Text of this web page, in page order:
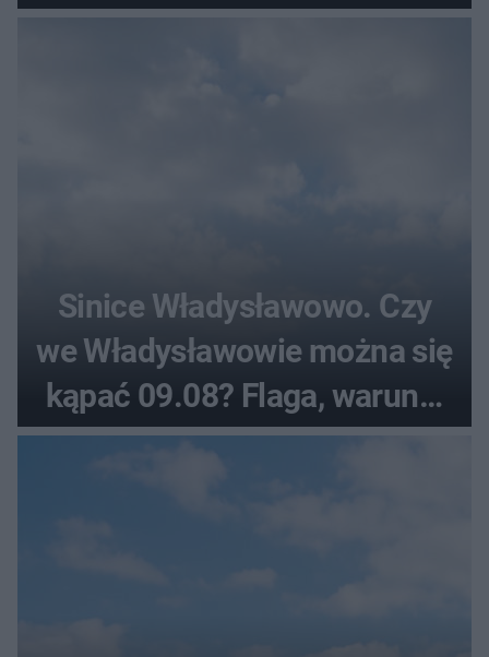
Sinice Władysławowo. Czy
we Władysławowie można się
kąpać 09.08? Flaga, warunki
pogodowe